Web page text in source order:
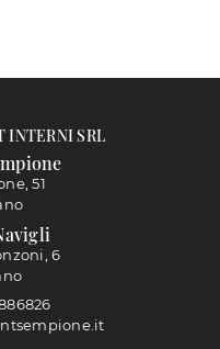
INTERNI SRL
51
6